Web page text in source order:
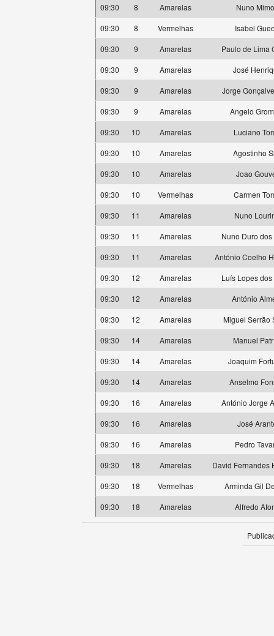
09:30
8 Amarelas
Nuno
09:30
8 Vermelhas
Isabel
09:30
9 Amarelas
Paulo de Lima
09:30
9 Amarelas
José
09:30
9 Amarelas
Jorge
09:30
9 Amarelas
Angelo
09:30
10 Amarelas
Luciano
09:30
10 Amarelas
Agostinho
09:30
10 Amarelas
Joao
09:30
10 Vermelhas
Carmen
09:30
11 Amarelas
Nuno
09:30
11 Amarelas
Nuno Duro dos
09:30
11 Amarelas
António Coelho
09:30
12 Amarelas
Luís Lopes dos
09:30
12 Amarelas
António
09:30
12 Amarelas
Miguel Serrão
09:30
14 Amarelas
Manuel
09:30
14 Amarelas
Joaquim
09:30
14 Amarelas
Anselmo
09:30
16 Amarelas
António Jorge
09:30
16 Amarelas
José
09:30
16 Amarelas
Pedro
09:30
18 Amarelas
David Fernandes
09:30
18 Vermelhas
Arminda Gil
09:30
18 Amarelas Alfredo